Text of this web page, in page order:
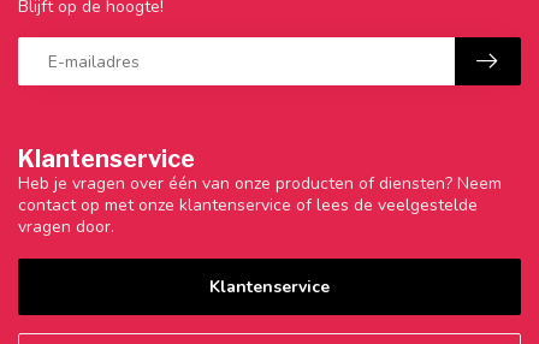
Klantenservice
Heb je vragen over één van onze producten of diensten? Neem
contact op met onze klantenservice of lees de veelgestelde
vragen door.
Klantenservice
Blijft op de hoogte!